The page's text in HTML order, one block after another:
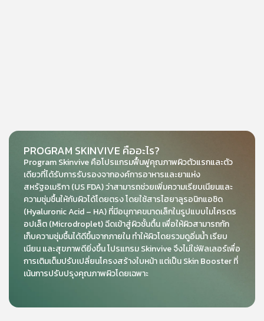
PROGRAM SKINVIVE คืออะไร?
ProgramSkinviveคือโปรแกรมฟื้นฟูคุณภาพผิวตัวแรกและตัว
เดียวที่ได้รับการรับรองจากองค์การอาหารและยาแห่ง
สหรัฐอเมริกา (US FDA) ว่าสามารถช่วยเพิ่มความเรียบเนียนและ
ความชุ่มชื้นให้กับผิวได้โดยตรง โดยใช้สารไฮยาลูรอนิกแอซิด
(Hyaluronic Acid – HA) ที่มีอนุภาคขนาดเล็กในรูปแบบไมโครดร
อปเล็ต (Microdroplet) ฉีดเข้าสู่ผิวชั้นตื้น เพื่อให้ผิวสามารถกัก
เก็บความชุ่มชื้นได้ดีขึ้นจากภายใน ทำให้ผิวโดยรวมดูอิ่มน้ำ เรียบ
เนียน และสุขภาพดียิ่งขึ้น โปรแกรมSkinviveจึงไม่ใช่ฟิลเลอร์เพื่อ
การเติมเต็มปรับเปลี่ยนโครงสร้างใบหน้า แต่เป็น Skin Booster ที่
เน้นการปรับปรุงคุณภาพผิวโดยเฉพาะ